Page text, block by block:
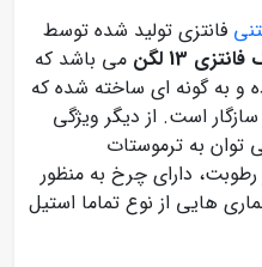
فانتزی تولید شده توسط
13 لگن
می باشد که
و به گونه ای ساخته شده که
است. از دیگر ویژگی
توان به ترموستات
دارای چرخ به منظور
هایی از نوع تماما استیل